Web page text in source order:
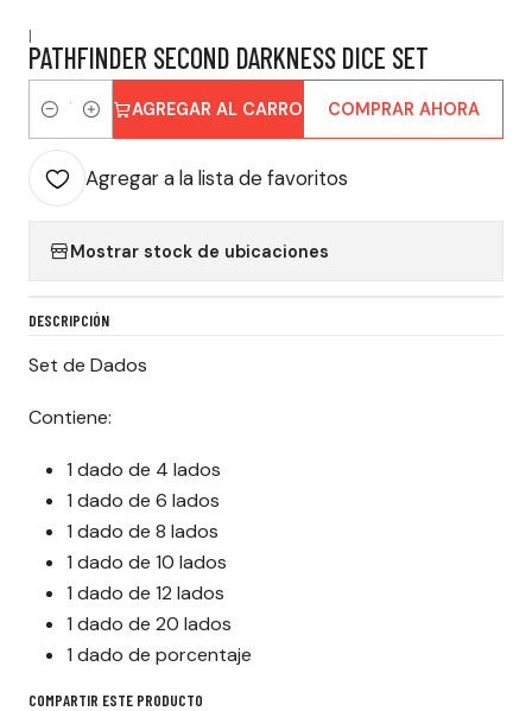
|
PATHFINDER SECOND DARKNESS DICE SET
Cantidad
AGREGAR AL CARRO COMPRAR AHORA
Agregar a la lista de favoritos
Mostrar stock de ubicaciones
DESCRIPCIÓN
Set de Dados
Contiene:
1 dado de 4 lados
1 dado de 6 lados
1 dado de 8 lados
1 dado de 10 lados
1 dado de 12 lados
1 dado de 20 lados
1 dado de porcentaje
COMPARTIR ESTE PRODUCTO